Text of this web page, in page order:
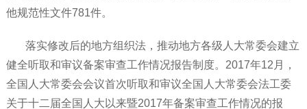
他规范性文件781件。
落实修改后的地方组织法，推动地方各级人大常委会建立
健全听取和审议备案审查工作情况报告制度。2017年12月，
全国人大常委会会议首次听取和审议全国人大常委会法工委
关于十二届全国人大以来暨2017年备案审查工作情况的报